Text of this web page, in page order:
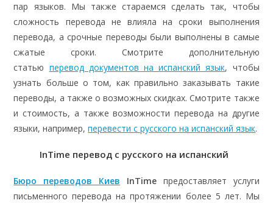
пар языков. Мы также стараемся сделать так, чтобы
сложность перевода не влияла на сроки выполнения
перевода, а срочные переводы были выполнены в самые
сжатые сроки. Смотрите дополнительную
статью перевод документов на испанский язык, чтобы
узнать больше о том, как правильно заказывать такие
переводы, а также о возможных скидках. Смотрите также
и стоимость, а также возможности перевода на другие
языки, например,перевести с русского на испанский язык.
InTime перевод с русского на испанский
Бюро переводов Киев InTimeпредоставляет услуги
письменного перевода на протяжении более 5 лет. Мы